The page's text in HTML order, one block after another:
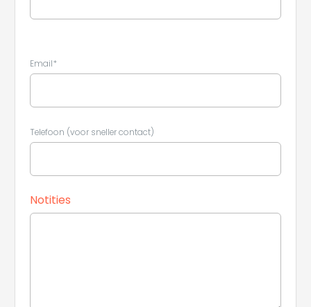
Email*
Telefoon (voor sneller contact)
Notities